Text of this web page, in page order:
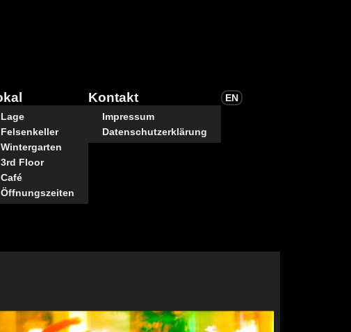
Lage
Felsenkeller
Wintergarten
3rd Floor
Café
Öffnungszeiten
Kontakt
Impressum
Datenschutzerklärung
EN